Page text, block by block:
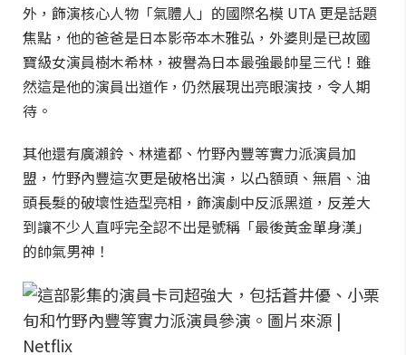
外，飾演核心人物「氣體人」的國際名模 UTA 更是話題
焦點，他的爸爸是日本影帝本木雅弘，外婆則是已故國
寶級女演員樹木希林，被譽為日本最強最帥星三代！雖
然這是他的演員出道作，仍然展現出亮眼演技，令人期
待。
其他還有廣瀨鈴、林遣都、竹野內豐等實力派演員加
盟，竹野內豐這次更是破格出演，以凸額頭、無眉、油
頭長髮的破壞性造型亮相，飾演劇中反派黑道，反差大
到讓不少人直呼完全認不出是號稱「最後黃金單身漢」
的帥氣男神！